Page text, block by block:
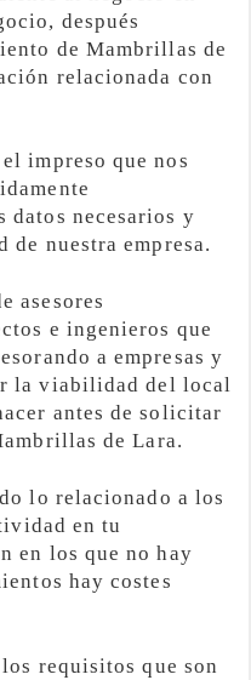
después
de Mambrillas de
relacionada con
impreso que nos
datos necesarios y
nuestra empresa.
asesores
e ingenieros que
a empresas y
la viabilidad del local
antes de solicitar
de Lara.
lo relacionado a los
en tu
en los que no hay
hay costes
requisitos que son